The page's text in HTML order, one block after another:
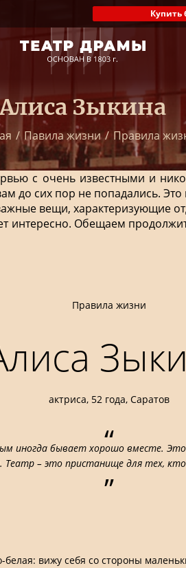
Купить
Зыкина
/ Павила жизни / Правила
с очень известными и
до сих пор не попадались.
вещи, характеризующие
интересно. Обещаем
Правила жизни
актриса, 52 года, Саратов
“
иногда бывает хорошо вместе.
Театр – это пристанище для тех,
”
белая: вижу себя со стороны